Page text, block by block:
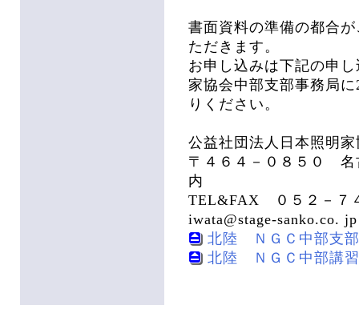
書面資料の準備の都合
ただきます。
お申し込みは下記の申
家協会中部支部事務局
りください。
公益社団法人日本照明
〒４６４－０８５０ 名
内
TEL&FAX ０５２－７
iwata@stage-sanko.co. jp
北陸 ＮＧＣ中部支
北陸 ＮＧＣ中部講